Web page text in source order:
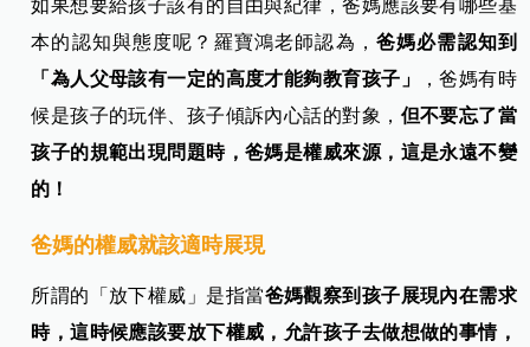
如果想要給孩子該有的自由與紀律，爸媽應該要有哪些基
本的認知與態度呢？羅寶鴻老師認為， 爸媽必需認知到
「為人父母該有一定的高度才能夠教育孩子」
，爸媽有時
候是孩子的玩伴、孩子傾訴內心話的對象， 但不要忘了當
孩子的規範出現問題時，爸媽是權威來源，這是永遠不變
的！
爸媽的權威就該適時展現
所謂的「放下權威」是指當爸媽觀察到孩子展現內在需求
時，這時候應該要放下權威，允許孩子去做想做的事情，